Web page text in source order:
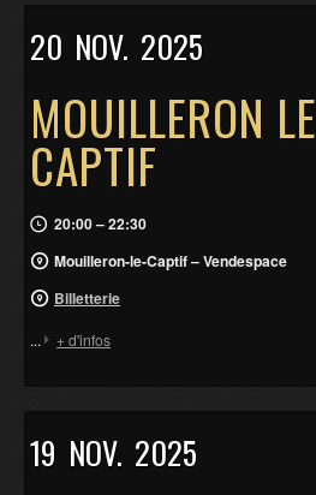
20 NOV. 2025
MOUILLERON LE
CAPTIF
20:00 – 22:30
Mouilleron-le-Captif – Vendespace
Billetterie
... + d'infos
19 NOV. 2025